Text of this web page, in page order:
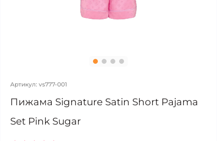
Артикул: vs777-001
Пижама Signature Satin Short Pajama
Set Pink Sugar